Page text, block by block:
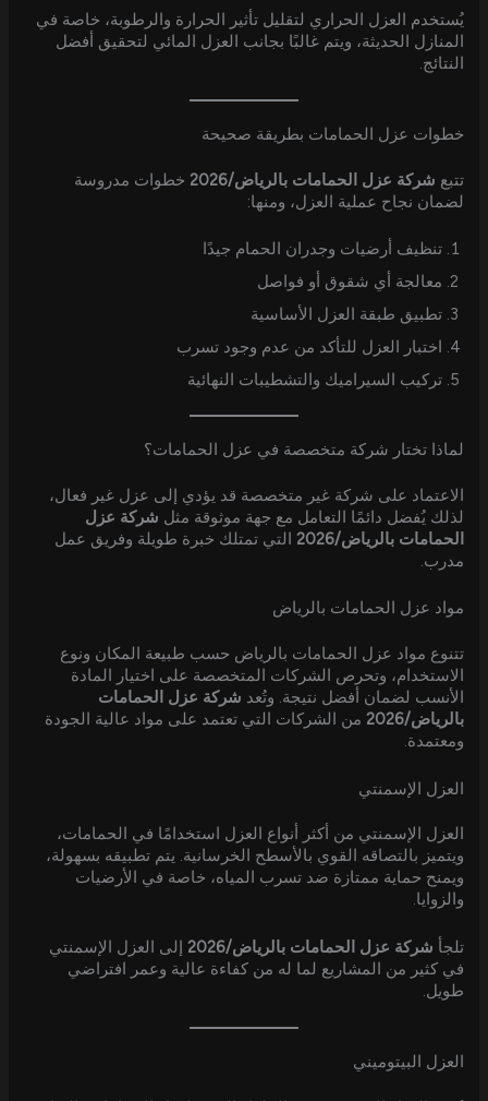
يُستخدم العزل الحراري لتقليل تأثير الحرارة والرطوبة، خاصة في
المنازل الحديثة، ويتم غالبًا بجانب العزل المائي لتحقيق أفضل
النتائج.
خطوات عزل الحمامات بطريقة صحيحة
تتبع شركة عزل الحمامات بالرياض/2026
خطوات مدروسة
لضمان نجاح عملية العزل، ومنها:
تنظيف أرضيات وجدران الحمام جيدًا
معالجة أي شقوق أو فواصل
تطبيق طبقة العزل الأساسية
اختبار العزل للتأكد من عدم وجود تسرب
تركيب السيراميك والتشطيبات النهائية
لماذا تختار شركة متخصصة في عزل الحمامات؟
الاعتماد على شركة غير متخصصة قد يؤدي إلى عزل غير فعال،
لذلك يُفضل دائمًا التعامل مع جهة موثوقة مثل شركة عزل
الحمامات بالرياض/2026
التي تمتلك خبرة طويلة وفريق عمل
مدرب.
مواد عزل الحمامات بالرياض
تتنوع مواد عزل الحمامات بالرياض حسب طبيعة المكان ونوع
الاستخدام، وتحرص الشركات المتخصصة على اختيار المادة
الأنسب لضمان أفضل نتيجة. وتُعد شركة عزل الحمامات
بالرياض/2026
من الشركات التي تعتمد على مواد عالية الجودة
ومعتمدة.
العزل الإسمنتي
العزل الإسمنتي من أكثر أنواع العزل استخدامًا في الحمامات،
ويتميز بالتصاقه القوي بالأسطح الخرسانية. يتم تطبيقه بسهولة،
ويمنح حماية ممتازة ضد تسرب المياه، خاصة في الأرضيات
والزوايا.
تلجأ شركة عزل الحمامات بالرياض/2026
إلى العزل الإسمنتي
في كثير من المشاريع لما له من كفاءة عالية وعمر افتراضي
طويل.
العزل البيتوميني